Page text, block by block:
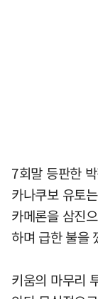
7회말 등판한
카나쿠보 유토
카메론을 삼진
하며 급한 불을
키움의 마무리